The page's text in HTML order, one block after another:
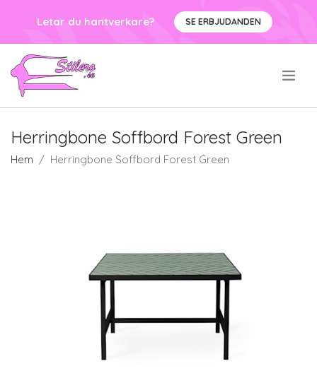
Letar du hantverkare? SE ERBJUDANDEN
Herringbone Soffbord Forest Green
Hem Herringbone Soffbord Forest Green